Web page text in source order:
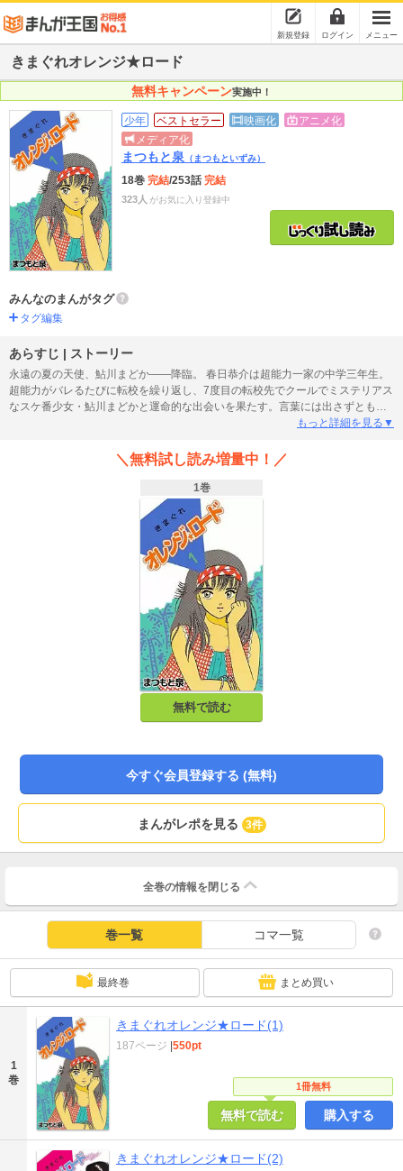
新規登録 ログイン メニュー
きまぐれオレンジ★ロード
無料キャンペーン実施中！
少年 ベストセラー 映画化
アニメ化
メディア化
まつもと泉 （まつもといずみ）
18巻 完結/253話完結
323人 がお気に入り登録中
みんなのまんがタグ
タグ編集
あらすじ | ストーリー
永遠の夏の天使、鮎川まどか――降臨。 春日恭介は超能力一家の中学三年生。
超能力がバレるたびに転校を繰り返し、7度目の転校先でクールでミステリアス
なスケ番少女・鮎川まどかと運命的な出会いを果たす。言葉には出さずとも互
いに惹かれ合っていく二人だったが、まどかの妹分のボーイッシュな少女・檜
へと発展して行き…。80年代に花咲いた、少年誌ラブコメの大定番！
もっと詳細を見る▼
＼無料試し読み増量中！／
1巻
無料で読む
今すぐ会員登録する (無料)
まんがレポを見る 3件
全巻の情報を 閉じる
巻一覧 コマ一覧
最終巻 まとめ買い
1
巻
きまぐれオレンジ★ロード(1)
1冊無料
187ページ |550pt
無料で読む 購入する
きまぐれオレンジ★ロード(2)